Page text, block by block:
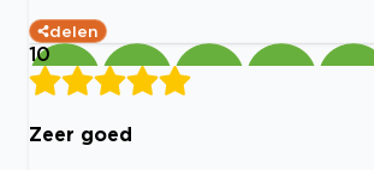
delen
10
Zeer goed